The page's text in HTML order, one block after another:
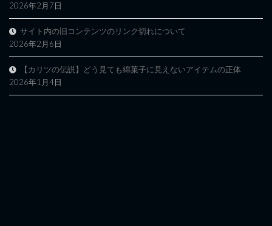
2026年2月7日
サイト内の旧コンテンツのリンク切れについて
2026年2月6日
【カリツの伝説】どう見ても綿菓子に見えないアイテムの正体
2026年1月4日